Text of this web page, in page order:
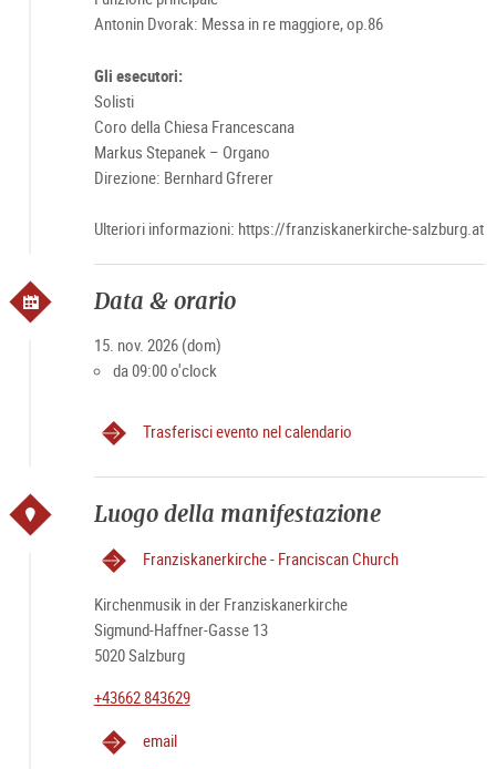
Antonin Dvorak: Messa in re maggiore, op.86
Gli esecutori:
Solisti
Coro della Chiesa Francescana
Markus Stepanek – Organo
Direzione: Bernhard Gfrerer
Ulteriori informazioni: https://franziskanerkirche-salzburg.at
Data & orario
15. nov. 2026 (dom)
da 09:00 o'clock
Trasferisci evento nel calendario
Luogo della manifestazione
Franziskanerkirche - Franciscan Church
Kirchenmusik in der Franziskanerkirche
Sigmund-Haffner-Gasse 13
5020 Salzburg
+43662 843629
email